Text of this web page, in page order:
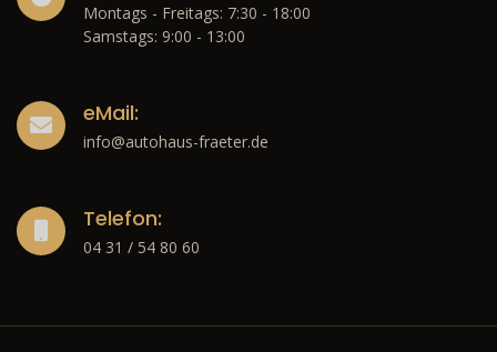
Montags - Freitags: 7:30 - 18:00
Samstags: 9:00 - 13:00
eMail:
info@autohaus-fraeter.de
Telefon:
04 31 / 54 80 60